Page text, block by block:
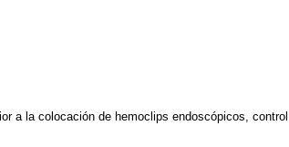
a la colocación de hemoclips endoscópicos, control